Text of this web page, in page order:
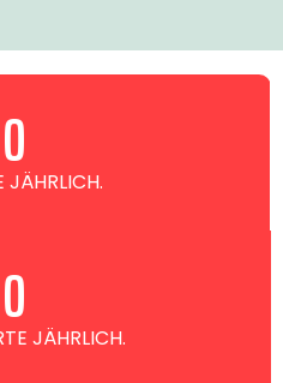
JÄHRLICH.
0
JÄHRLICH.
0